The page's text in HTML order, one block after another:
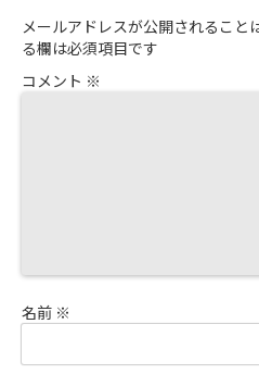
メールアドレスが公開されること
る欄は必須項目です
コメント ※
名前 ※